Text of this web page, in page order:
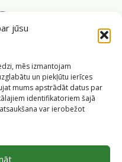
jūsu
mēs izmantojam
un piekļūtu ierīces
mums apstrādāt datus par
identifikatoriem šajā
var ierobežot
Rīgā |Pārpublicējot
pašvaldības